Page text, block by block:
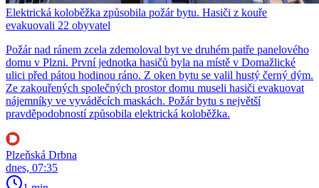
Elektrická koloběžka způsobila požár bytu. Hasiči z kouře
evakuovali 22 obyvatel
Požár nad ránem zcela zdemoloval byt ve druhém patře panelového
domu v Plzni. První jednotka hasičů byla na místě v Domažlické
ulici před pátou hodinou ráno. Z oken bytu se valil hustý černý dým.
Ze zakouřených společných prostor domu museli hasiči evakuovat
nájemníky ve vyváděcích maskách. Požár bytu s největší
pravděpodobností způsobila elektrická koloběžka.
Plzeňská Drbna
dnes, 07:35